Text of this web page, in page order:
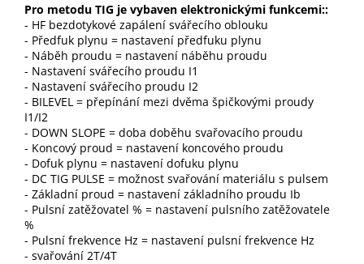
Pro metodu TIG je vybaven elektronickými funkcemi::
- HF bezdotykové zapálení svářecího oblouku
- Předfuk plynu = nastavení předfuku plynu
- Náběh proudu = nastavení náběhu proudu
- Nastavení svářecího proudu I1
- Nastavení svářecího proudu I2
- BILEVEL = přepínání mezi dvěma špičkovými proudy
I1/I2
- DOWN SLOPE = doba doběhu svařovacího proudu
- Koncový proud = nastavení koncového proudu
- Dofuk plynu = nastavení dofuku plynu
- DC TIG PULSE = možnost svařování materiálu s pulsem
- Základní proud = nastavení základního proudu Ib
- Pulsní zatěžovatel % = nastavení pulsního zatěžovatele
%
- Pulsní frekvence Hz = nastavení pulsní frekvence Hz
- svařování 2T/4T